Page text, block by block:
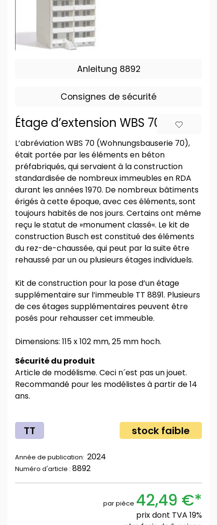
Anleitung 8892
Consignes de sécurité
Étage d’extension WBS 70 TT
L’abréviation WBS 70 (Wohnungsbauserie 70),
était portée par les éléments en béton
préfabriqués, qui servaient à la construction
standardisée de nombreux immeubles en RDA
durant les années 1970. De nombreux bâtiments
érigés à cette époque, avec ces éléments, sont
toujours habités de nos jours. Certains ont même
reçu le statut de »monument classé«. Le kit de
construction Busch est constitué des éléments
du rez-de-chaussée, qui peut par la suite être
rehaussé par un ou plusieurs étages individuels.
Kit de construction pour la pose d’un étage
supplémentaire sur l’immeuble TT 8891. Plusieurs
de ces étages supplémentaires peuvent être
posés pour rehausser cet immeuble.
Dimensions: 115 x 102 mm, 25 mm hoch.
Sécurité du produit
Article de modélisme. Ceci n´est pas un jouet.
Recommandé pour les modélistes à partir de 14
ans.
TT stock faible
Année de publication: 2024
Numéro d'article : 8892
par pièce 42,49 €*
prix dont TVA 19%